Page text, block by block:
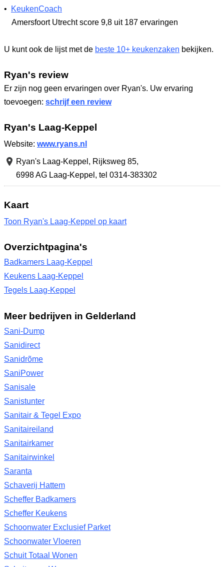
•
KeukenCoach
Amersfoort Utrechtscore 9,8 uit 187 ervaringen
U kunt ook de lijst met de beste 10+ keukenzaken bekijken.
Ryan's review
Er zijn nog geen ervaringen over Ryan's. Uw ervaring
toevoegen: schrijf een review
Ryan's Laag-Keppel
Website: www.ryans.nl
Ryan's Laag-Keppel, Rijksweg 85,
6998 AG Laag-Keppel , tel 0314-383302
Kaart
Toon Ryan's Laag-Keppel op kaart
Overzichtpagina's
Badkamers Laag-Keppel
Keukens Laag-Keppel
Tegels Laag-Keppel
Meer bedrijven in Gelderland
Sani-Dump
Sanidirect
Sanidrõme
SaniPower
Sanisale
Sanistunter
Sanitair & Tegel Expo
Sanitaireiland
Sanitairkamer
Sanitairwinkel
Saranta
Schaverij Hattem
Scheffer Badkamers
Scheffer Keukens
Schoonwater Exclusief Parket
Schoonwater Vloeren
Schuit Totaal Wonen